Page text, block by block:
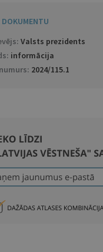
DOKUMENTU
Valsts prezidents
informācija
2024/115.1